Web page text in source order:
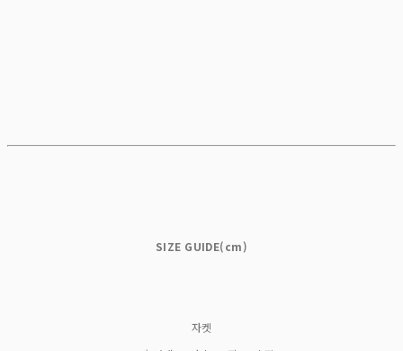
SIZE GUIDE(cm)
자켓